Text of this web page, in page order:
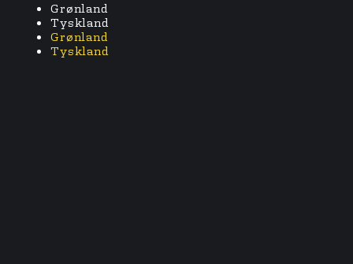
Grønland
Tyskland
Grønland
Tyskland